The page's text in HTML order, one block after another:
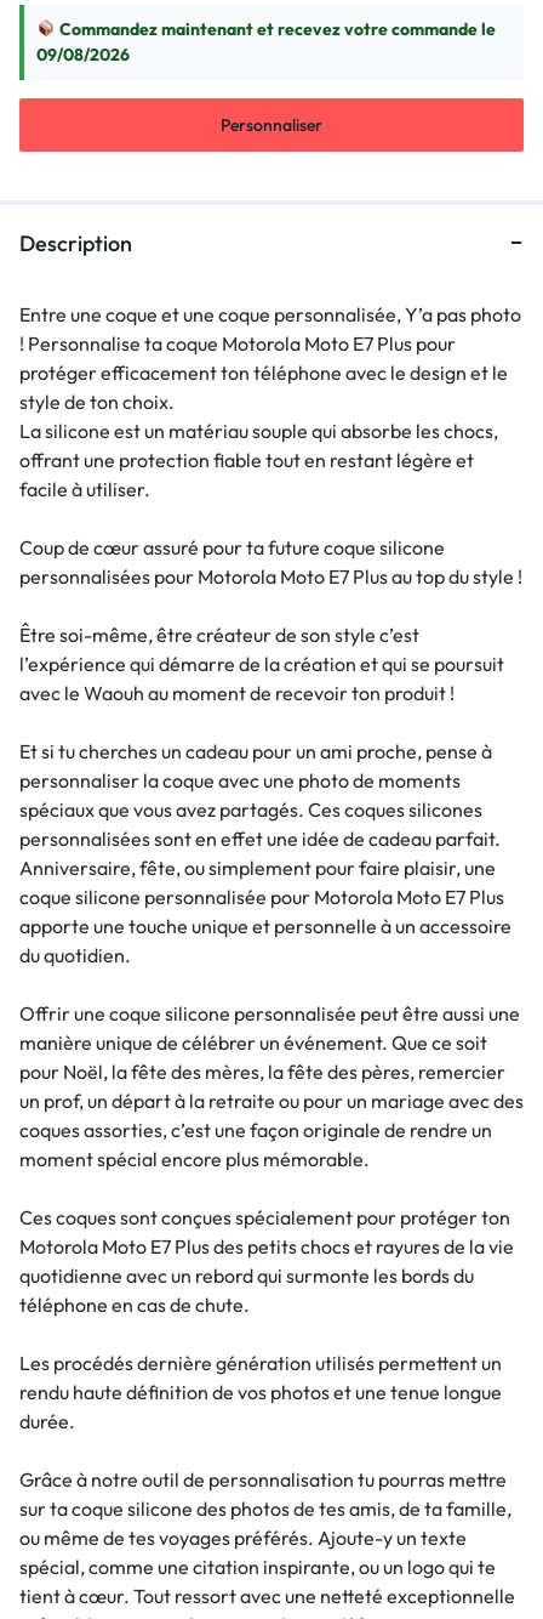
Commandez maintenant et recevez votre commande le
09/08/2026
Personnaliser
Description
Entre une coque et une coque personnalisée, Y’a pas photo
! Personnalise ta coque Motorola Moto E7 Plus pour
protéger efficacement ton téléphone avec le design et le
style de ton choix.
La silicone est un matériau souple qui absorbe les chocs,
offrant une protection fiable tout en restant légère et
facile à utiliser.
Coup de cœur assuré pour ta future coque silicone
personnalisées pour Motorola Moto E7 Plus au top du style !
Être soi-même, être créateur de son style c’est
l’expérience qui démarre de la création et qui se poursuit
avec le Waouh au moment de recevoir ton produit !
Et si tu cherches un cadeau pour un ami proche, pense à
personnaliser la coque avec une photo de moments
spéciaux que vous avez partagés. Ces coques silicones
personnalisées sont en effet une idée de cadeau parfait.
Anniversaire, fête, ou simplement pour faire plaisir, une
coque silicone personnalisée pour Motorola Moto E7 Plus
apporte une touche unique et personnelle à un accessoire
du quotidien.
Offrir une coque silicone personnalisée peut être aussi une
manière unique de célébrer un événement. Que ce soit
pour Noël, la fête des mères, la fête des pères, remercier
un prof, un départ à la retraite ou pour un mariage avec des
coques assorties, c’est une façon originale de rendre un
moment spécial encore plus mémorable.
Ces coques sont conçues spécialement pour protéger ton
Motorola Moto E7 Plus des petits chocs et rayures de la vie
quotidienne avec un rebord qui surmonte les bords du
téléphone en cas de chute.
Les procédés dernière génération utilisés permettent un
rendu haute définition de vos photos et une tenue longue
durée.
Grâce à notre outil de personnalisation tu pourras mettre
sur ta coque silicone des photos de tes amis, de ta famille,
ou même de tes voyages préférés. Ajoute-y un texte
spécial, comme une citation inspirante, ou un logo qui te
tient à cœur. Tout ressort avec une netteté exceptionnelle